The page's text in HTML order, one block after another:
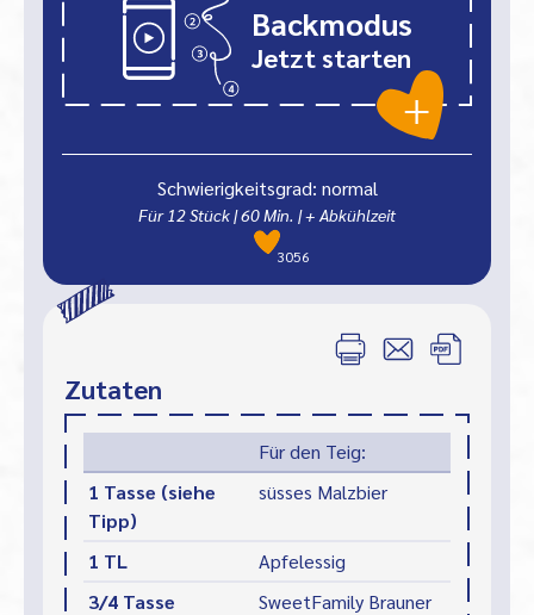
Backmodus
Jetzt starten
Schwierigkeitsgrad: normal
Für 12 Stück |60 Min. | + Abkühlzeit
3056
Zutaten
Für den Teig:
1 Tasse (siehe
Tipp)
süsses Malzbier
1 TL
Apfelessig
3/4 Tasse
SweetFamily Brauner